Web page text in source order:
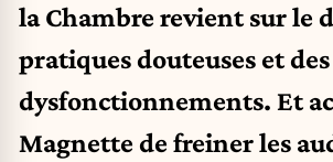
la Chambre revient sur le
pratiques douteuses et des
dysfonctionnements. Et
Magnette de freiner les